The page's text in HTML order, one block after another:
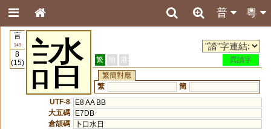
粵
普
言
149
8
(15)
誻 繁 簡 港
異讀字
繁簡對應
繁
簡
UTF-8
E8 AA BB
大五碼
E7DB
倉頡碼
卜口水日